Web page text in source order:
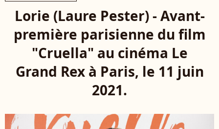
Lorie (Laure Pester) - Avant-
première parisienne du film
"Cruella" au cinéma Le
Grand Rex à Paris, le 11 juin
2021.